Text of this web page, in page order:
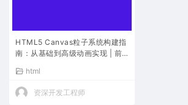
HTML5 Canvas粒子系统构建指
南：从基础到高级动画实现 | 前
html
资深开发工程师